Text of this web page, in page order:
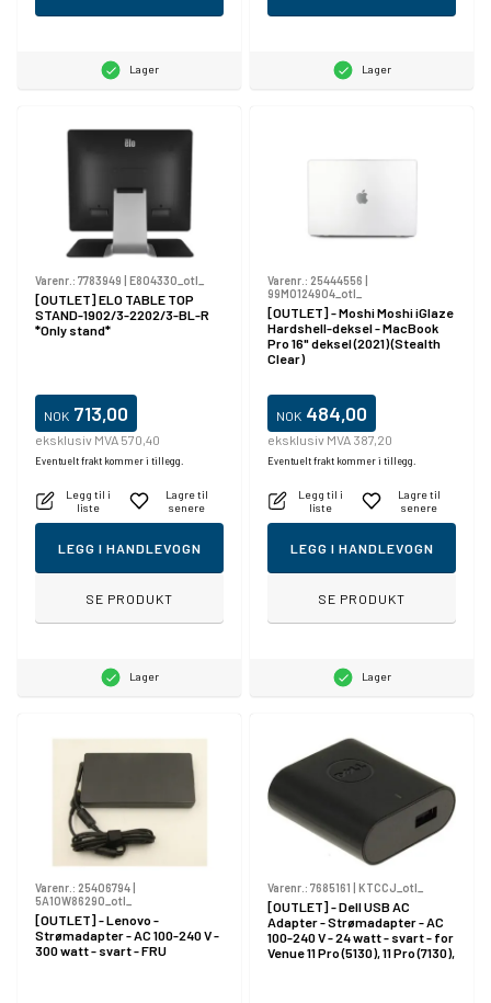
Lager Lager
Varenr.: 7783949 | E804330_otl_
[OUTLET] ELO TABLE TOP
STAND-1902/3-2202/3-BL-R
*Only stand*
NOK 713,00
eksklusiv MVA 570,40
Eventuelt frakt kommer i tillegg.
Legg til i
liste
Lagre til
senere
LEGG I HANDLEVOGN
SE PRODUKT
Lager
Varenr.: 25444556 |
99MO124904_otl_
[OUTLET] - Moshi Moshi iGlaze
Hardshell-deksel - MacBook
Pro 16" deksel (2021) (Stealth
Clear)
NOK 484,00
eksklusiv MVA 387,20
Eventuelt frakt kommer i tillegg.
Legg til i
liste
Lagre til
senere
LEGG I HANDLEVOGN
SE PRODUKT
Lager
Varenr.: 25406794
5A10W86290_otl_
[OUTLET] - Lenovo -
Strømadapter - AC 100-240 V -
300 watt - svart - FRU
Varenr.: 7685161 KTCCJ_otl_
[OUTLET] - Dell USB AC
Adapter - Strømadapter - AC
100-240 V - 24 watt - svart - for
Venue 11 Pro (5130), 11 Pro (7130),